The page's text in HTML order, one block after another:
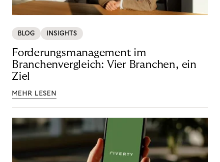
BLOG INSIGHTS
Forderungsmanagement im
Branchenvergleich: Vier Branchen, ein
Ziel
MEHR LESEN